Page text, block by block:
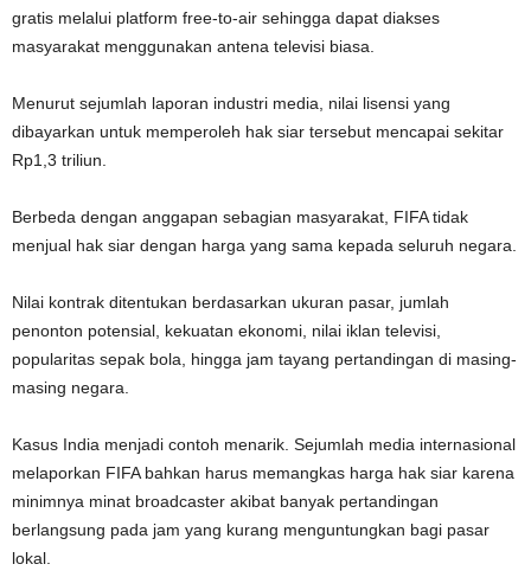
gratis melalui platform free-to-air sehingga dapat diakses
masyarakat menggunakan antena televisi biasa.
Menurut sejumlah laporan industri media, nilai lisensi yang
dibayarkan untuk memperoleh hak siar tersebut mencapai sekitar
Rp1,3 triliun.
Berbeda dengan anggapan sebagian masyarakat, FIFA tidak
menjual hak siar dengan harga yang sama kepada seluruh negara.
Nilai kontrak ditentukan berdasarkan ukuran pasar, jumlah
penonton potensial, kekuatan ekonomi, nilai iklan televisi,
popularitas sepak bola, hingga jam tayang pertandingan di masing-
masing negara.
Kasus India menjadi contoh menarik. Sejumlah media internasional
melaporkan FIFA bahkan harus memangkas harga hak siar karena
minimnya minat broadcaster akibat banyak pertandingan
berlangsung pada jam yang kurang menguntungkan bagi pasar
lokal.